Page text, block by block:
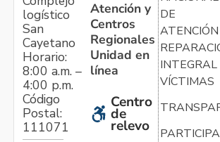
logístico
San
Cayetano
Horario:
8:00 a.m. –
4:00 p.m.
Código
Postal:
111071
Atención y
Centros
Regionales
Unidad en
línea
Centro
de
relevo
DE
ATENCIÓN
VÍCTIMAS
PARTICIPA